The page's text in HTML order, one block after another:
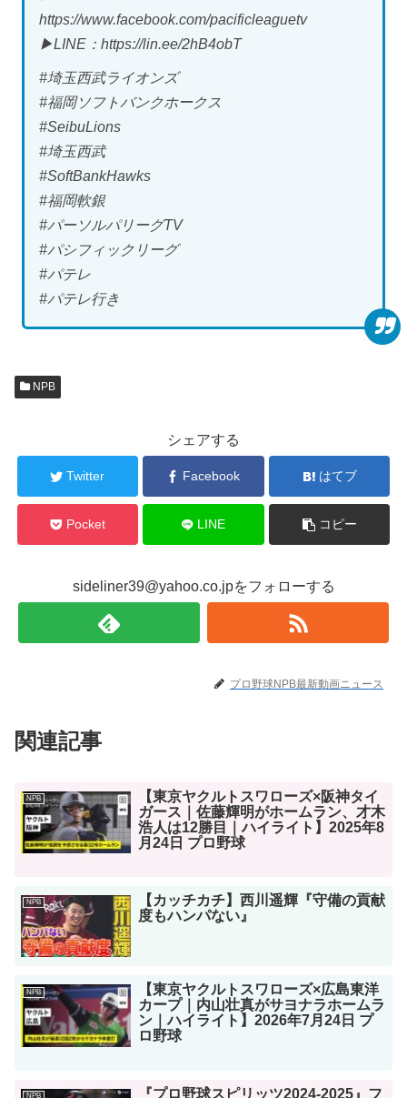
https://www.facebook.com/pacificleaguetv
▶LINE：https://lin.ee/2hB4obT
#埼玉西武ライオンズ
#福岡ソフトバンクホークス
#SeibuLions
#埼玉西武
#SoftBankHawks
#福岡軟銀
#パーソルパリーグTV
#パシフィックリーグ
#パテレ
#パテレ行き
NPB
シェアする
Twitter Facebook はてブ
Pocket LINE コピー
sideliner39@yahoo.co.jpをフォローする
プロ野球NPB最新動画ニュース
関連記事
NPB
【東京ヤクルトスワローズ×阪神タイ
ガース｜佐藤輝明がホームラン、才木
浩人は12勝目｜ハイライト】2025年8
月24日 プロ野球
NPB
【カッチカチ】西川遥輝『守備の貢献
度もハンパない』
NPB
【東京ヤクルトスワローズ×広島東洋
カープ｜内山壮真がサヨナラホームラ
ン｜ハイライト】2026年7月24日 プ
ロ野球
NPB 『プロ野球スピリッツ2024-2025』フ